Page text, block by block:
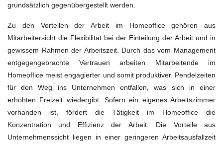
grundsätzlich gegenübergestellt werden.
Zu den Vorteilen der Arbeit im Homeoffice gehören aus
Mitarbeitersicht die Flexibilität bei der Einteilung der Arbeit und in
gewissem Rahmen der Arbeitszeit. Durch das vom Management
entgegengebrachte Vertrauen arbeiten Mitarbeitende im
Homeoffice meist engagierter und somit produktiver. Pendelzeiten
für den Weg ins Unternehmen entfallen, was sich in einer
erhöhten Freizeit wiedergibt. Sofern ein eigenes Arbeitszimmer
vorhanden ist, fördert die Tätigkeit im Homeoffice die
Konzentration und Effizienz der Arbeit. Die Vorteile aus
Unternehmenssicht liegen in einer geringeren Arbeitsausfallzeit